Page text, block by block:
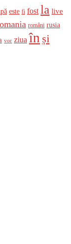
este fi fost la live
români rusia
vor ziua în și